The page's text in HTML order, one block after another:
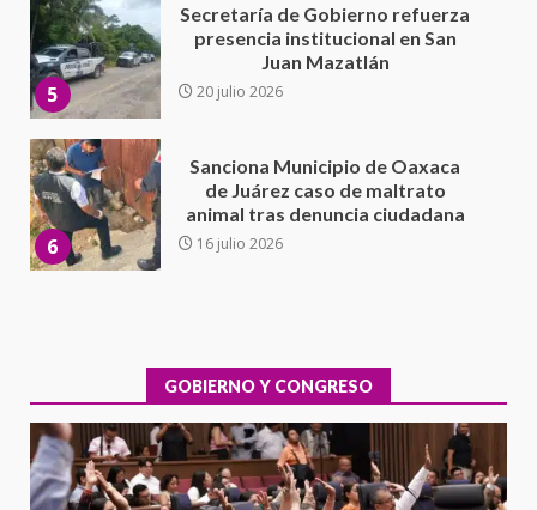
6
Sanciona Municipio de Oaxaca
de Juárez caso de maltrato
animal tras denuncia ciudadana
16 julio 2026
7
California; FGR lo investiga por
presuntos delitos de
delincuencia organizada y
contrabando
1
Xanica: Jesús Romero
7 agosto 2026
Exhorta Poder Legislativo al
IEEPO y al Iocied a realizar una
evaluación técnica y estructural
GOBIERNO Y CONGRESO